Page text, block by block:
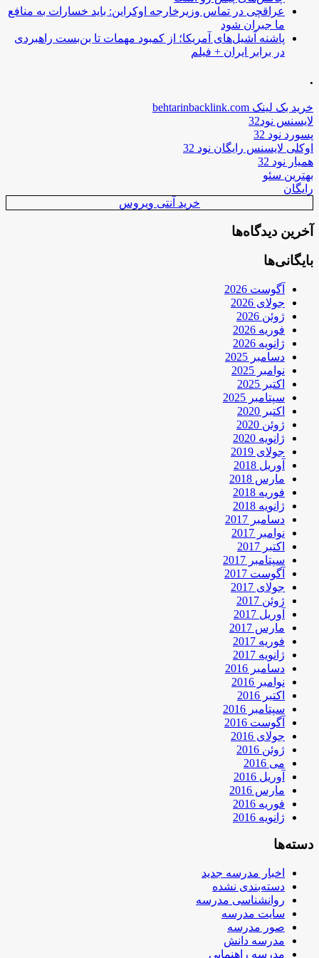
عراقچی در تماس وزیرخارجه اوکراین: باید خسارات به منافع
ما جبران شود
پاشنه آشیل‌های آمریکا؛ از کمبود مهمات تا بن‌بست راهبردی
در برابر ایران + فیلم
.
خرید بک لینک behtarinbacklink.com
لایسنس نود32
پسورد نود 32
اوکلی لایسنس رایگان نود 32
همیار نود 32
بهترین سئو
رایگان
خرید آنتی ویروس
آخرین دیدگاه‌ها
بایگانی‌ها
آگوست 2026
جولای 2026
ژوئن 2026
فوریه 2026
ژانویه 2026
دسامبر 2025
نوامبر 2025
اکتبر 2025
سپتامبر 2025
اکتبر 2020
ژوئن 2020
ژانویه 2020
جولای 2019
آوریل 2018
مارس 2018
فوریه 2018
ژانویه 2018
دسامبر 2017
نوامبر 2017
اکتبر 2017
سپتامبر 2017
آگوست 2017
جولای 2017
ژوئن 2017
آوریل 2017
مارس 2017
فوریه 2017
ژانویه 2017
دسامبر 2016
نوامبر 2016
اکتبر 2016
سپتامبر 2016
آگوست 2016
جولای 2016
ژوئن 2016
می 2016
آوریل 2016
مارس 2016
فوریه 2016
ژانویه 2016
دسته‌ها
اخبار مدرسه جدید
دسته‌بندی نشده
روانشناسی مدرسه
سایت مدرسه
صور مدرسه
مدرسه دانش
مدرسه راهنمایی